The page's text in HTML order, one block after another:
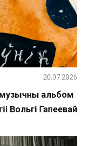
музычны альбом
Вольгі Гапеевай
20.07.2026